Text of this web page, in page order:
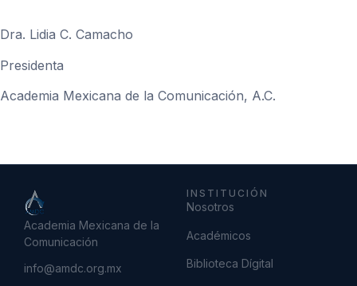
Dra. Lidia C. Camacho
Presidenta
Academia Mexicana de la Comunicación, A.C.
Academia Mexicana de la
Comunicación
info@amdc.org.mx
INSTITUCIÓN
Nosotros
Académicos
Biblioteca Dígital